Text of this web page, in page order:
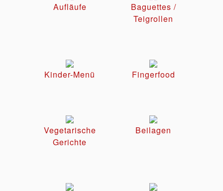
Aufläufe
Baguettes /
Teigrollen
Kinder-Menü Fingerfood
Vegetarische
Gerichte
Beilagen